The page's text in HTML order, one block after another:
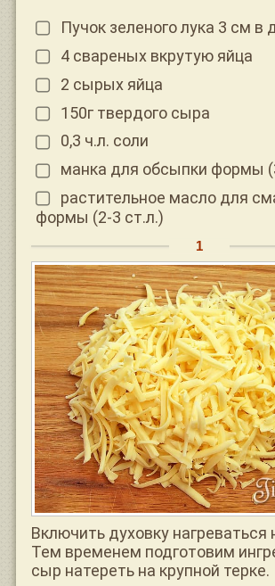
Пучок зеленого лука 3 см в
4 свареных вкрутую яйца
2 сырых яйца
150г твердого сыра
0,3 ч.л. соли
манка для обсыпки формы
растительное масло для
формы (2-3 ст.л.)
Включить духовку нагреваться
Тем временем подготовим
сыр натереть на крупной терке.